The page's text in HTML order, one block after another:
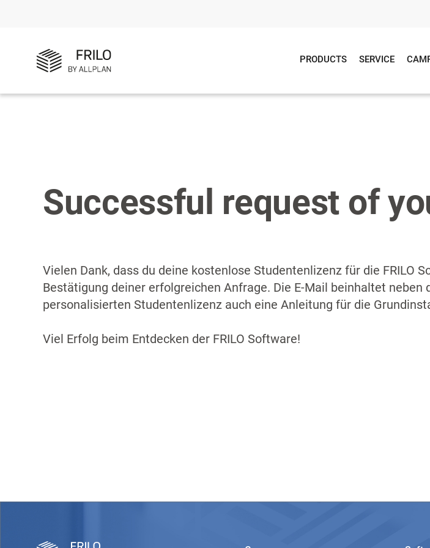
PRODUCTS SERVICE
Successful request of
Vielen Dank, dass du deine kostenlose Studentenlizenz für die FRILO
Bestätigung deiner erfolgreichen Anfrage. Die E-Mail beinhaltet
personalisierten Studentenlizenz auch eine Anleitung für die
Viel Erfolg beim Entdecken der FRILO Software!